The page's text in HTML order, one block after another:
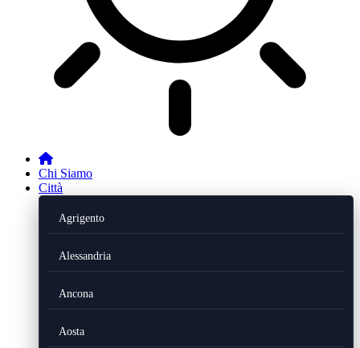
Chi Siamo
Città
Agrigento
Alessandria
Ancona
Aosta